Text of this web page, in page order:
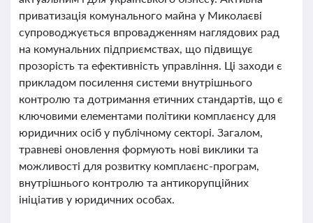
приватизація комунального майна у Миколаєві
супроводжується впровадженням наглядових рад
на комунальних підприємствах, що підвищує
прозорість та ефективність управління. Ці заходи є
прикладом посилення системи внутрішнього
контролю та дотримання етичних стандартів, що є
ключовими елементами політики комплаєнсу для
юридичних осіб у публічному секторі. Загалом,
травневі оновлення формують нові виклики та
можливості для розвитку комплаєнс-програм,
внутрішнього контролю та антикорупційних
ініціатив у юридичних особах.